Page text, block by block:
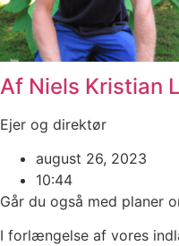
Af Niels Kristian
Ejer og direktør
august 26, 2023
10:44
Går du også med planer
I forlængelse af vores